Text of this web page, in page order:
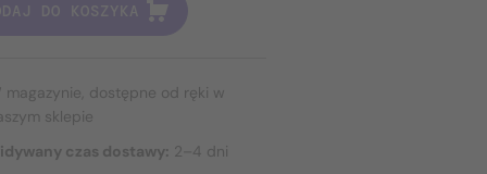
DO KOSZYKA
magazynie, dostępne od ręki w
sklepie
czas dostawy: 2–4 dni